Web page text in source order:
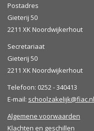
Postadres
Gieterij 50
2211 XK Noordwijkerhout
Secretariaat
Gieterij 50
2211 XK Noordwijkerhout
Telefoon: 0252 - 340413
E-mail: schoolzakelijk@fiac.nl
Algemene voorwaarden
Klachten en geschillen